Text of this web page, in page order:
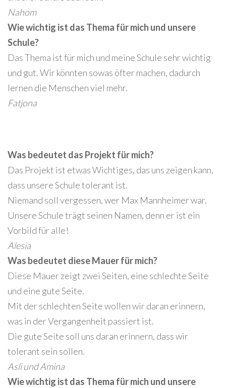
Nahom
Wie wichtig ist das Thema für mich und unsere
Schule?
Das Thema ist für mich und meine Schule sehr wichtig
und gut. Wir könnten sowas öfter machen, dadurch
lernen die Menschen viel mehr.
Fatjona
Was bedeutet das Projekt für mich?
Das Projekt ist etwas Wichtiges, das uns zeigen kann,
dass unsere Schule tolerant ist.
Niemand soll vergessen, wer Max Mannheimer war.
Unsere Schule trägt seinen Namen, denn er ist ein
Vorbild für alle!
Alesia
Was bedeutet diese Mauer für mich?
Diese Mauer zeigt zwei Seiten, eine schlechte Seite
und eine gute Seite.
Mit der schlechten Seite wollen wir daran erinnern,
was in der Vergangenheit passiert ist.
Die gute Seite soll uns daran erinnern, dass wir
tolerant sein sollen.
Asli und Amina
Wie wichtig ist das Thema für mich und unsere